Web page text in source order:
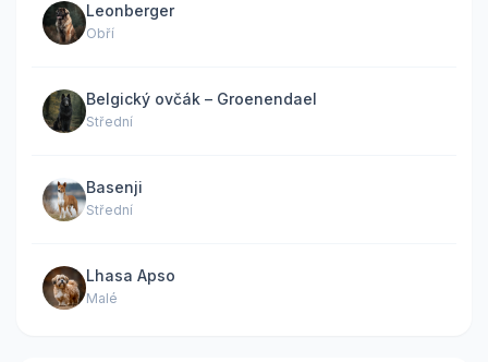
Leonberger
Obří
Belgický ovčák – Groenendael
Střední
Basenji
Střední
Lhasa Apso
Malé